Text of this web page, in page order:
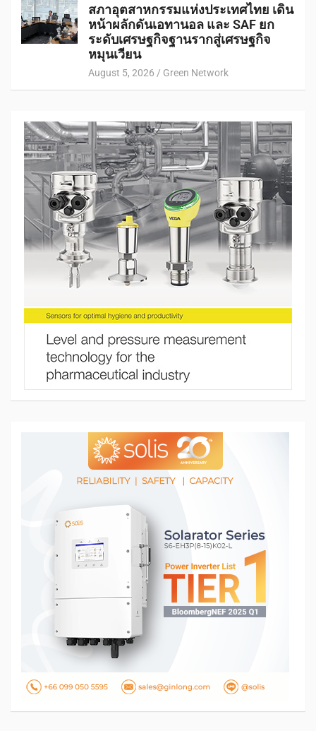
สภาอุตสาหกรรมแห่งประเทศไทย เดิน
หน้าผลักดันเอทานอล และ SAF ยก
ระดับเศรษฐกิจฐานรากสู่เศรษฐกิจ
หมุนเวียน
August 5, 2026 Green Network